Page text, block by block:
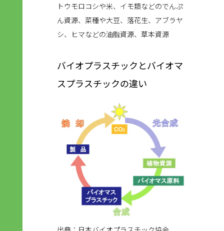
トウモロコシや米、イモ類などのでんぷ
ん資源、菜種や大豆、落花生、アブラヤ
シ、ヒマなどの油脂資源、草本資源
バイオプラスチックとバイオマ
スプラスチックの違い